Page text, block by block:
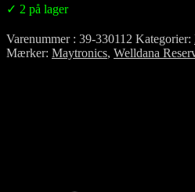
✓ 2 på lager
Varenummer 39-330112 Kategorier
Mærker Maytronics, Welldana